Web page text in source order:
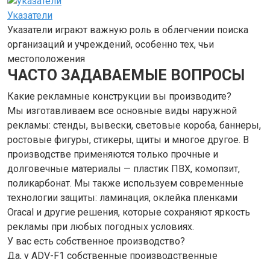
Указатели
Указатели играют важную роль в облегчении поиска
организаций и учреждений, особенно тех, чьи
местоположения
ЧАСТО ЗАДАВАЕМЫЕ ВОПРОСЫ
Какие рекламные конструкции вы производите?
Мы изготавливаем все основные виды наружной
рекламы: стенды, вывески, световые короба, баннеры,
ростовые фигуры, стикеры, щиты и многое другое. В
производстве применяются только прочные и
долговечные материалы — пластик ПВХ, комопзит,
поликарбонат. Мы также используем современные
технологии защиты: ламинация, оклейка пленками
Oracal и другие решения, которые сохраняют яркость
рекламы при любых погодных условиях.
У вас есть собственное производство?
Да, у ADV-F1 собственные производственные